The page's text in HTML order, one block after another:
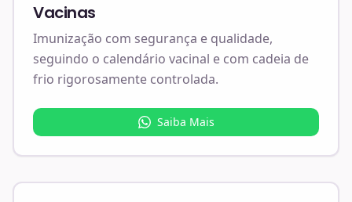
Vacinas
Imunização com segurança e qualidade,
seguindo o calendário vacinal e com cadeia de
frio rigorosamente controlada.
Saiba Mais